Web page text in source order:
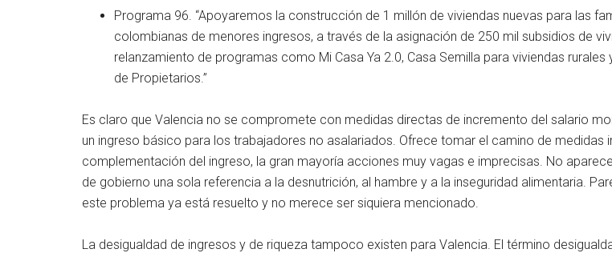
Programa 96. “Apoyaremos la construcción de 1 millón de viviendas nuevas para las
colombianas de menores ingresos, a través de la asignación de 250 mil subsidios de
relanzamiento de programas como Mi Casa Ya 2.0, Casa Semilla para viviendas rurales
de Propietarios.”
Es claro que Valencia no se compromete con medidas directas de incremento del salario
un ingreso básico para los trabajadores no asalariados. Ofrece tomar el camino de medidas
complementación del ingreso, la gran mayoría acciones muy vagas e imprecisas. No
de gobierno una sola referencia a la desnutrición, al hambre y a la inseguridad alimentaria.
este problema ya está resuelto y no merece ser siquiera mencionado.
La desigualdad de ingresos y de riqueza tampoco existen para Valencia. El término